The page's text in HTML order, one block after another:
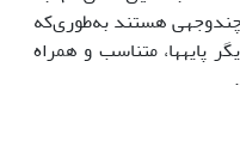
چندوجهی هستند به‌طوری‌که
پایه‍ها، متناسب و همراه